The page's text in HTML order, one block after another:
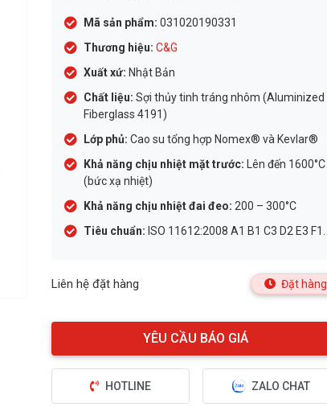
Mã sản phẩm: 031020190331
Thương hiệu: C&G
Xuất xứ: Nhật Bản
Chất liệu: Sợi thủy tinh tráng nhôm (Aluminized
Fiberglass 4191)
Lớp phủ: Cao su tổng hợp Nomex® và Kevlar®
Khả năng chịu nhiệt mặt trước: Lên đến 1600°C
(bức xạ nhiệt)
Khả năng chịu nhiệt đai đeo: 200 – 300°C
Tiêu chuẩn: ISO 11612:2008 A1 B1 C3 D2 E3 F1.
Liên hệ đặt hàng Đặt hàng
HOTLINE ZALO CHAT